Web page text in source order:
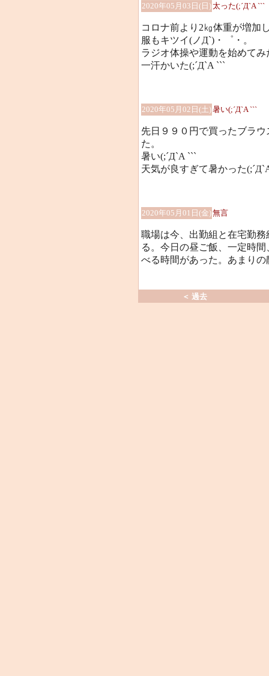
2020年05月03日(日)太った(;´Д`A ```
コロナ前より2㎏体重が増加
服もキツイ(ノД`)・゜・。
ラジオ体操や運動を始めてみ
一汗かいた(;´Д`A ```
2020年05月02日(土)暑い(;´Д`A ```
先日９９０円で買ったブラ
た。
暑い(;´Д`A ```
天気が良すぎて暑かった
2020年05月01日(金)無言
職場は今、出勤組と在宅勤
る。今日の昼ご飯、一定時
べる時間があった。あまり
＜ 過去